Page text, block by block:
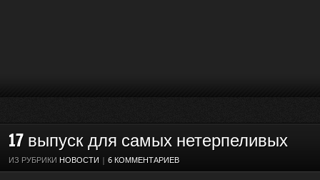
17 выпуск для самых нетерпеливых
ИЗ РУБРИКИ НОВОСТИ | 6 КОММЕНТАРИЕВ